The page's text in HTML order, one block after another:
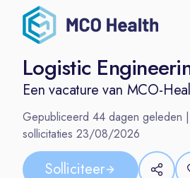
Logistic
Een vacature van MCO-
Gepubliceerd 44 dagen geleden
sollicitaties 23/08/2026
Solliciteer